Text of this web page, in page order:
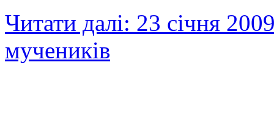
Читати далі: 23 січня
мучеників